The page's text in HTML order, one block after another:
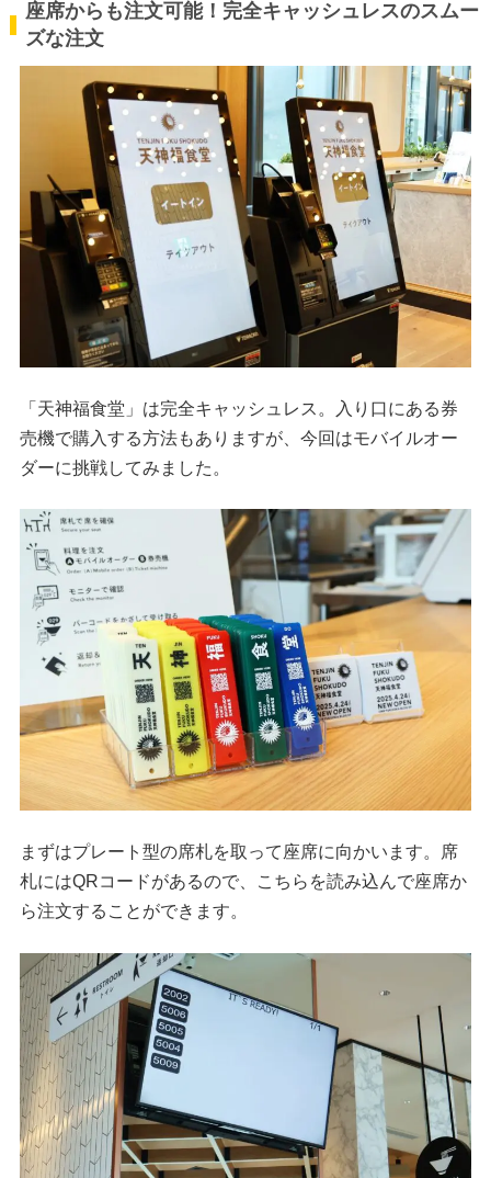
座席からも注文可能！完全キャッシュレスのスムー
ズな注文
「天神福食堂」は完全キャッシュレス。入り口にある券
売機で購入する方法もありますが、今回はモバイルオー
ダーに挑戦してみました。
まずはプレート型の席札を取って座席に向かいます。席
札にはQRコードがあるので、こちらを読み込んで座席か
ら注文することができます。